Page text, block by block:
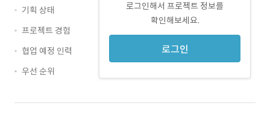
로그인해서 프로젝트 정보를
확인해보세요.
로그인
기획 상태
프로젝트 경험
협업 예정 인력
우선 순위